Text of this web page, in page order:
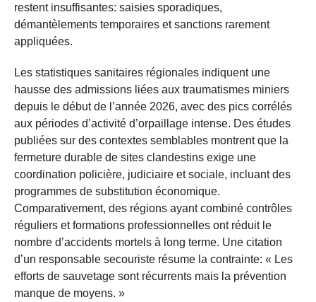
restent insuffisantes: saisies sporadiques,
démantèlements temporaires et sanctions rarement
appliquées.
Les statistiques sanitaires régionales indiquent une
hausse des admissions liées aux traumatismes miniers
depuis le début de l’année 2026, avec des pics corrélés
aux périodes d’activité d’orpaillage intense. Des études
publiées sur des contextes semblables montrent que la
fermeture durable de sites clandestins exige une
coordination policière, judiciaire et sociale, incluant des
programmes de substitution économique.
Comparativement, des régions ayant combiné contrôles
réguliers et formations professionnelles ont réduit le
nombre d’accidents mortels à long terme. Une citation
d’un responsable secouriste résume la contrainte: « Les
efforts de sauvetage sont récurrents mais la prévention
manque de moyens. »